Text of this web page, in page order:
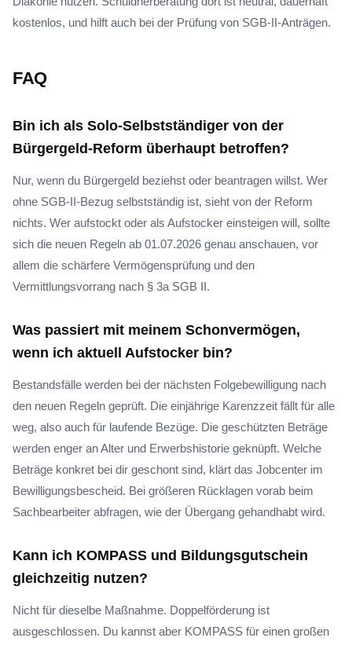
kostenlos, und hilft auch bei der Prüfung von SGB-II-Anträgen.
FAQ
Bin ich als Solo-Selbstständiger von der
Bürgergeld-Reform überhaupt betroffen?
Nur, wenn du Bürgergeld beziehst oder beantragen willst. Wer
ohne SGB-II-Bezug selbstständig ist, sieht von der Reform
nichts. Wer aufstockt oder als Aufstocker einsteigen will, sollte
sich die neuen Regeln ab 01.07.2026 genau anschauen, vor
allem die schärfere Vermögensprüfung und den
Vermittlungsvorrang nach § 3a SGB II.
Was passiert mit meinem Schonvermögen,
wenn ich aktuell Aufstocker bin?
Bestandsfälle werden bei der nächsten Folgebewilligung nach
den neuen Regeln geprüft. Die einjährige Karenzzeit fällt für alle
weg, also auch für laufende Bezüge. Die geschützten Beträge
werden enger an Alter und Erwerbshistorie geknüpft. Welche
Beträge konkret bei dir geschont sind, klärt das Jobcenter im
Bewilligungsbescheid. Bei größeren Rücklagen vorab beim
Sachbearbeiter abfragen, wie der Übergang gehandhabt wird.
Kann ich KOMPASS und Bildungsgutschein
gleichzeitig nutzen?
Nicht für dieselbe Maßnahme. Doppelförderung ist
ausgeschlossen. Du kannst aber KOMPASS für einen großen